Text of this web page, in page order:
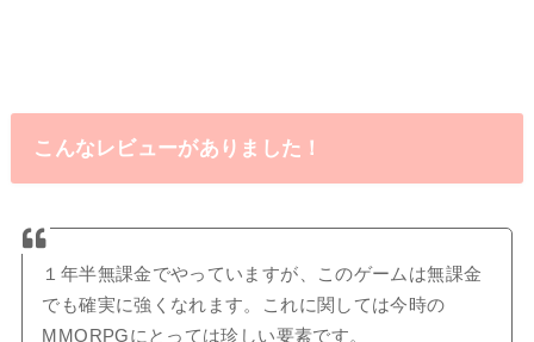
こんなレビューがありました！
１年半無課金でやっていますが、このゲームは無課金
でも確実に強くなれます。これに関しては今時の
MMORPGにとっては珍しい要素です。